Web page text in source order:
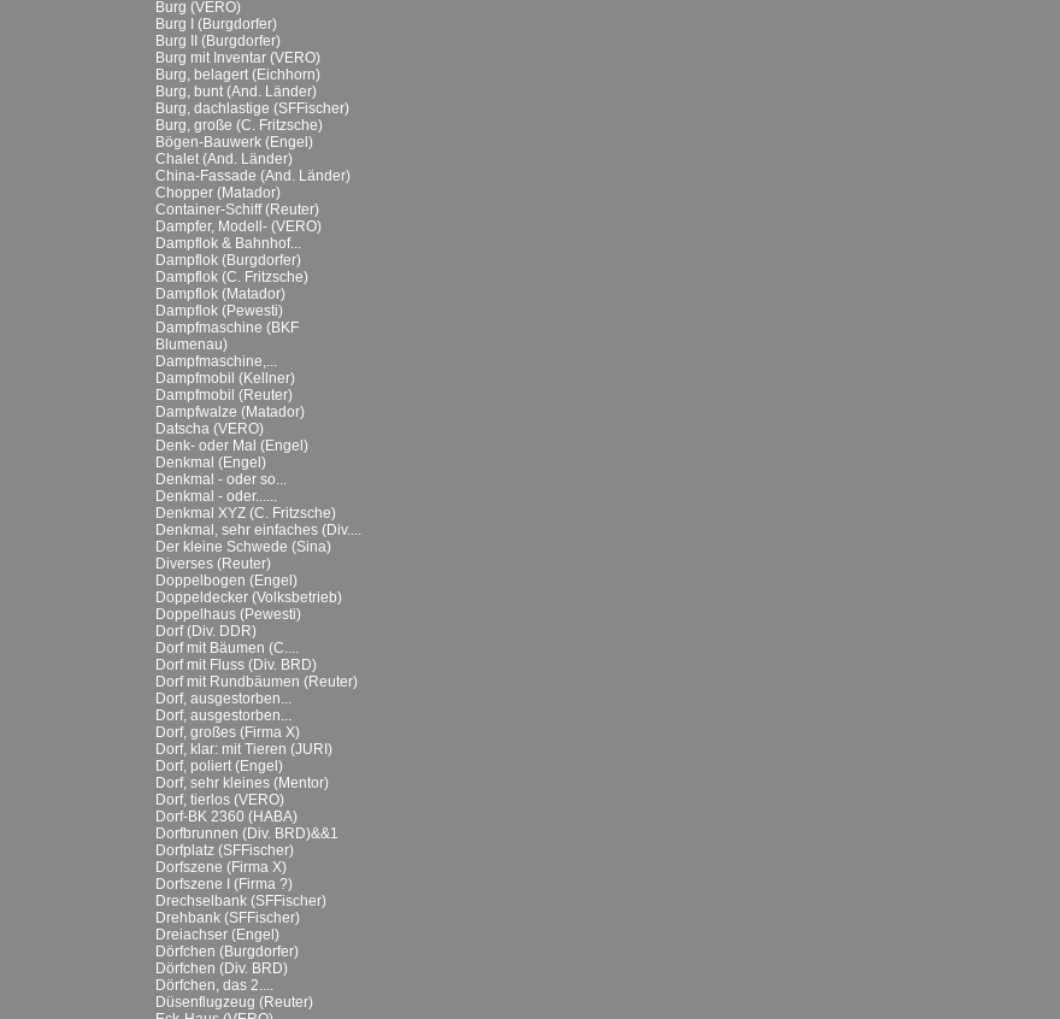
Burg (VERO)
Burg I (Burgdorfer)
Burg II (Burgdorfer)
Burg mit Inventar (VERO)
Burg, belagert (Eichhorn)
Burg, bunt (And. Länder)
Burg, dachlastige (SFFischer)
Burg, große (C. Fritzsche)
Bögen-Bauwerk (Engel)
Chalet (And. Länder)
China-Fassade (And. Länder)
Chopper (Matador)
Container-Schiff (Reuter)
Dampfer, Modell- (VERO)
Dampflok & Bahnhof...
Dampflok (Burgdorfer)
Dampflok (C. Fritzsche)
Dampflok (Matador)
Dampflok (Pewesti)
Dampfmaschine (BKF
Blumenau)
Dampfmaschine,...
Dampfmobil (Kellner)
Dampfmobil (Reuter)
Dampfwalze (Matador)
Datscha (VERO)
Denk- oder Mal (Engel)
Denkmal (Engel)
Denkmal - oder so...
Denkmal - oder......
Denkmal XYZ (C. Fritzsche)
Denkmal, sehr einfaches (Div....
Der kleine Schwede (Sina)
Diverses (Reuter)
Doppelbogen (Engel)
Doppeldecker (Volksbetrieb)
Doppelhaus (Pewesti)
Dorf (Div. DDR)
Dorf mit Bäumen (C....
Dorf mit Fluss (Div. BRD)
Dorf mit Rundbäumen (Reuter)
Dorf, ausgestorben...
Dorf, ausgestorben...
Dorf, großes (Firma X)
Dorf, klar: mit Tieren (JURI)
Dorf, poliert (Engel)
Dorf, sehr kleines (Mentor)
Dorf, tierlos (VERO)
Dorf-BK 2360 (HABA)
Dorfbrunnen (Div. BRD)&&1
Dorfplatz (SFFischer)
Dorfszene (Firma X)
Dorfszene I (Firma ?)
Drechselbank (SFFischer)
Drehbank (SFFischer)
Dreiachser (Engel)
Dörfchen (Burgdorfer)
Dörfchen (Div. BRD)
Dörfchen, das 2....
Düsenflugzeug (Reuter)